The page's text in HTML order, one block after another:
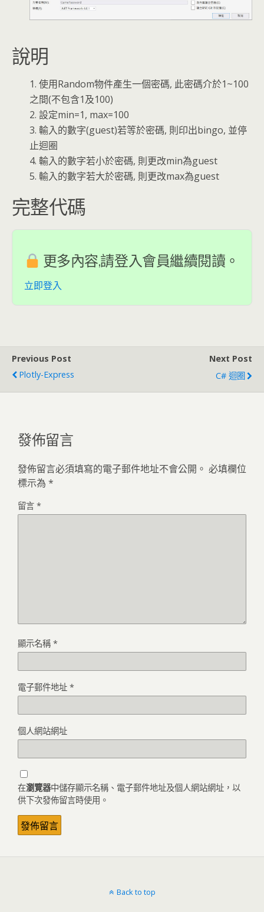
說明
1. 使用Random物件產生一個密碼, 此密碼介於1~100
之間(不包含1及100)
2. 設定min=1, max=100
3. 輸入的數字(guest)若等於密碼, 則印出bingo, 並停
止迴圈
4. 輸入的數字若小於密碼, 則更改min為guest
5. 輸入的數字若大於密碼, 則更改max為guest
完整代碼
更多內容,請登入會員繼續閱讀。
立即登入
Previous Post
Plotly-Express
Next Post
C# 迴圈
發佈留言
發佈留言必須填寫的電子郵件地址不會公開。 必填欄位
標示為 *
留言 *
顯示名稱 *
電子郵件地址 *
個人網站網址
在瀏覽器中儲存顯示名稱、電子郵件地址及個人網站網址，以
供下次發佈留言時使用。
Back to top